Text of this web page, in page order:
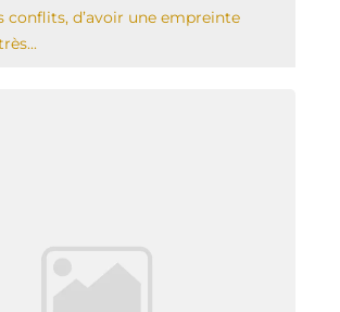
conflits, d’avoir une empreinte